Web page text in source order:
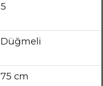
5
Düğmeli
75 cm